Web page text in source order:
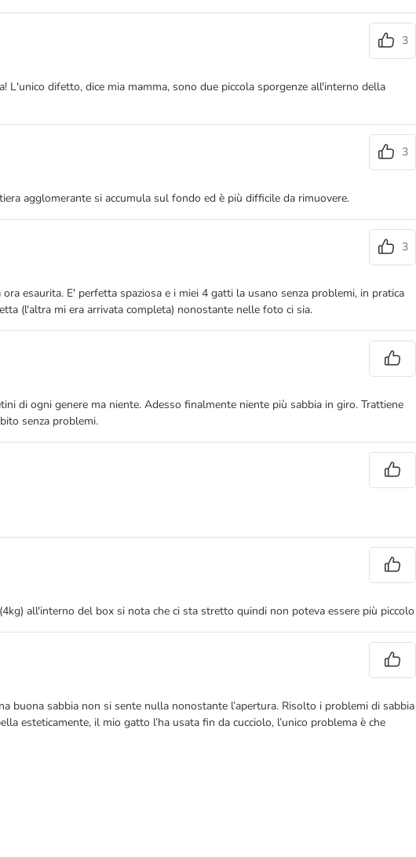
3
difetto, dice mia mamma, sono due piccola sporgenze all'interno della
3
agglomerante si accumula sul fondo ed è più difficile da rimuovere.
3
esaurita. E' perfetta spaziosa e i miei 4 gatti la usano senza problemi, in pratica
(l'altra mi era arrivata completa) nonostante nelle foto ci sia.
di ogni genere ma niente. Adesso finalmente niente più sabbia in giro. Trattiene
senza problemi.
all'interno del box si nota che ci sta stretto quindi non poteva essere più piccolo
buona sabbia non si sente nulla nonostante l’apertura. Risolto i problemi di sabbia
esteticamente, il mio gatto l’ha usata fin da cucciolo, l’unico problema è che